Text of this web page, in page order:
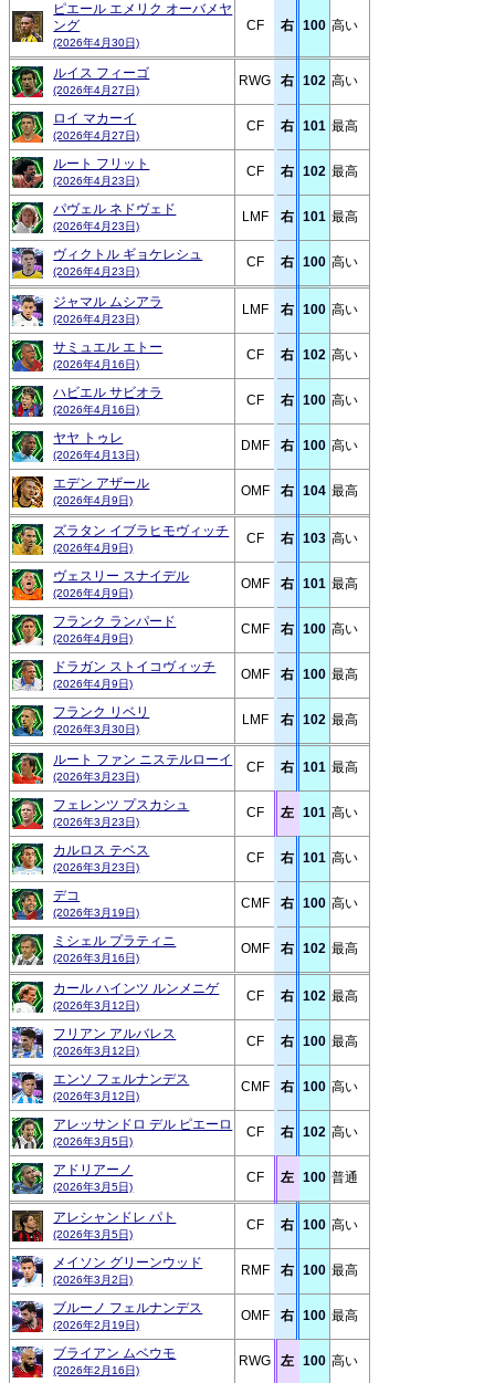
ピエール エメリク オーバメヤ
ング
(2026年4月30日)
CF 右 100 高い
ルイス フィーゴ
(2026年4月27日)
RWG 右 102 高い
ロイ マカーイ
(2026年4月27日)
CF 右 101 最高
ルート フリット
(2026年4月23日)
CF 右 102 最高
パヴェル ネドヴェド
(2026年4月23日)
LMF 右 101 最高
ヴィクトル ギョケレシュ
(2026年4月23日)
CF 右 100 高い
ジャマル ムシアラ
(2026年4月23日)
LMF 右 100 高い
サミュエル エトー
(2026年4月16日)
CF 右 102 高い
ハビエル サビオラ
(2026年4月16日)
CF 右 100 高い
ヤヤ トゥレ
(2026年4月13日)
DMF 右 100 高い
エデン アザール
(2026年4月9日)
OMF 右 104 最高
ズラタン イブラヒモヴィッチ
(2026年4月9日)
CF 右 103 高い
ヴェスリー スナイデル
(2026年4月9日)
OMF 右 101 最高
フランク ランパード
(2026年4月9日)
CMF 右 100 高い
ドラガン ストイコヴィッチ
(2026年4月9日)
OMF 右 100 最高
フランク リベリ
(2026年3月30日)
LMF 右 102 最高
ルート ファン ニステルローイ
(2026年3月23日)
CF 右 101 最高
フェレンツ プスカシュ
(2026年3月23日)
CF 左 101 高い
カルロス テベス
(2026年3月23日)
CF 右 101 高い
デコ
(2026年3月19日)
CMF 右 100 高い
ミシェル プラティニ
(2026年3月16日)
OMF 右 102 最高
カール ハインツ ルンメニゲ
(2026年3月12日)
CF 右 102 最高
フリアン アルバレス
(2026年3月12日)
CF 右 100 最高
エンソ フェルナンデス
(2026年3月12日)
CMF 右 100 高い
アレッサンドロ デル ピエーロ
(2026年3月5日)
CF 右 102 高い
アドリアーノ
(2026年3月5日)
CF 左 100 普通
アレシャンドレ パト
(2026年3月5日)
CF 右 100 高い
メイソン グリーンウッド
(2026年3月2日)
RMF 右 100 最高
ブルーノ フェルナンデス
(2026年2月19日)
OMF 右 100 最高
ブライアン ムベウモ
(2026年2月16日)
RWG 左 100 高い